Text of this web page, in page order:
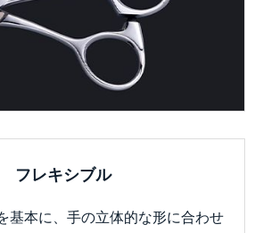
フレキシブル
基本に、手の立体的な形に合わせ